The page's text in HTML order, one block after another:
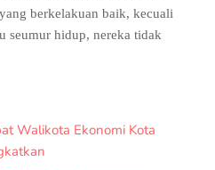
berkelakuan baik, kecuali
seumur hidup, nereka tidak
Walikota Ekonomi Kota